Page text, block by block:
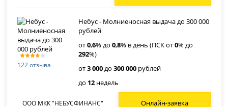
122 отзыва
Небус - Молниеносная выдача до 300 000
рублей
от0,6% до0,8% в день (ПСК от0% до
292%)
от3 000до300 000 рублей
до 12 недель
ООО МКК "НЕБУСФИНАНС" Онлайн-заявка